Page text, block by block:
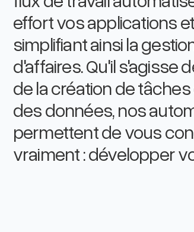
effort vos applications
simplifiant ainsi la
d'affaires. Qu'il s'agisse
de la création de
des données, nos
permettent de vous
vraiment : développer